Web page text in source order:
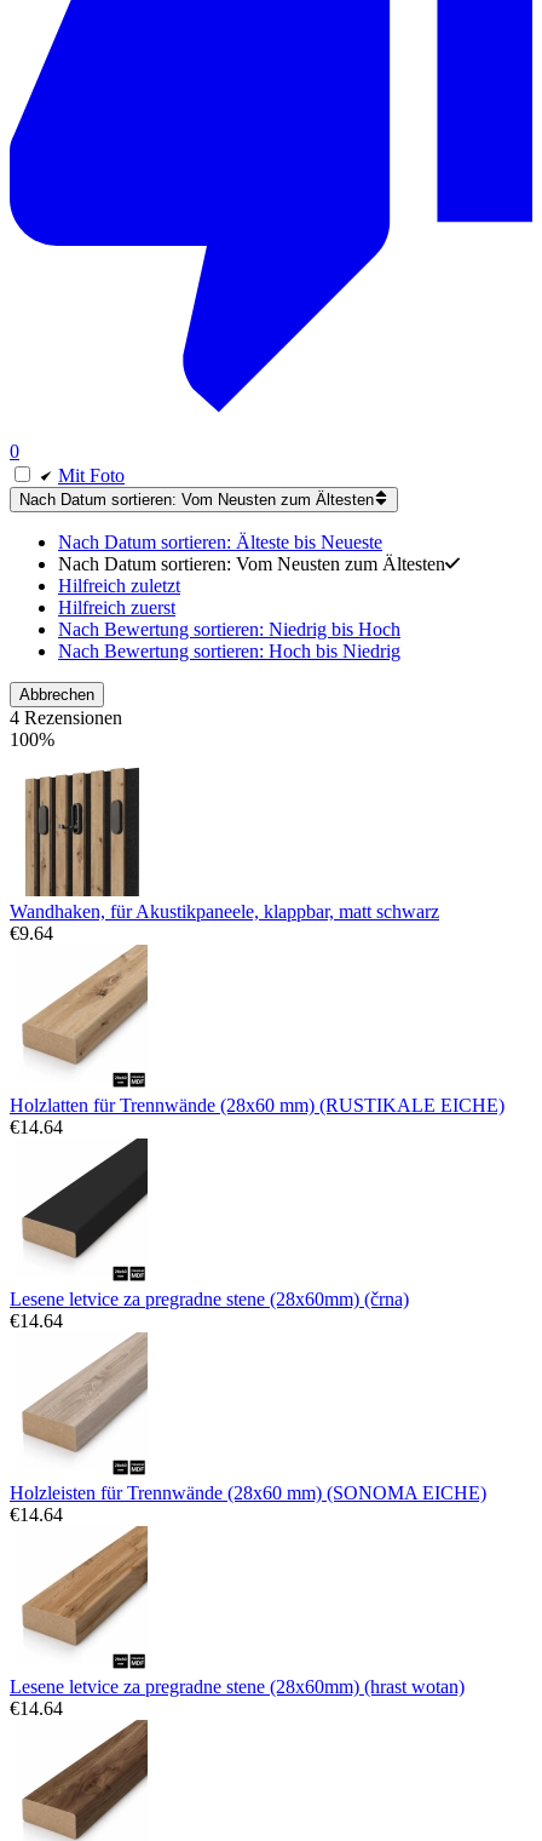
0
Mit Foto
Nach Datum sortieren: Vom Neusten zum Ältesten
Nach Datum sortieren: Älteste bis Neueste
Nach Datum sortieren: Vom Neusten zum Ältesten
Hilfreich zuletzt
Hilfreich zuerst
Nach Bewertung sortieren: Niedrig bis Hoch
Nach Bewertung sortieren: Hoch bis Niedrig
Abbrechen
4 Rezensionen
100%
Wandhaken, für Akustikpaneele, klappbar, matt schwarz
€9.64
Holzlatten für Trennwände (28x60 mm) (RUSTIKALE EICHE)
€14.64
Lesene letvice za pregradne stene (28x60mm) (črna)
€14.64
Holzleisten für Trennwände (28x60 mm) (SONOMA EICHE)
€14.64
Lesene letvice za pregradne stene (28x60mm) (hrast wotan)
€14.64